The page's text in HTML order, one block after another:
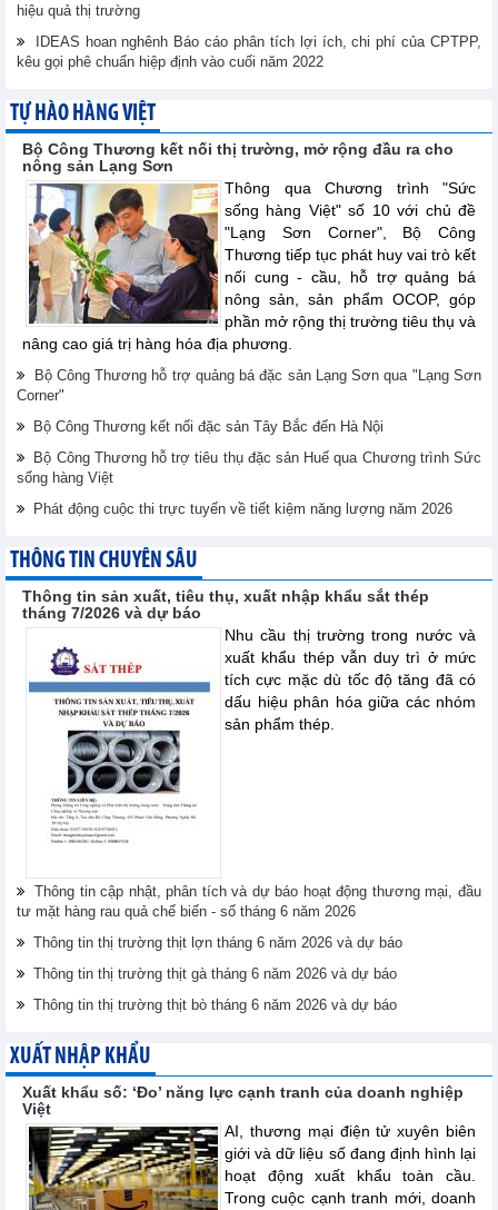
hiệu quả thị trường
IDEAS hoan nghênh Báo cáo phân tích lợi ích, chi phí của CPTPP,
kêu gọi phê chuẩn hiệp định vào cuối năm 2022
TỰ HÀO HÀNG VIỆT
Bộ Công Thương kết nối thị trường, mở rộng đầu ra cho
nông sản Lạng Sơn
Thông qua Chương trình "Sức
sống hàng Việt" số 10 với chủ đề
"Lạng Sơn Corner", Bộ Công
Thương tiếp tục phát huy vai trò kết
nối cung - cầu, hỗ trợ quảng bá
nông sản, sản phẩm OCOP, góp
phần mở rộng thị trường tiêu thụ và
nâng cao giá trị hàng hóa địa phương.
Bộ Công Thương hỗ trợ quảng bá đặc sản Lạng Sơn qua "Lạng Sơn
Corner"
Bộ Công Thương kết nối đặc sản Tây Bắc đến Hà Nội
Bộ Công Thương hỗ trợ tiêu thụ đặc sản Huế qua Chương trình Sức
sống hàng Việt
Phát động cuộc thi trực tuyến về tiết kiệm năng lượng năm 2026
THÔNG TIN CHUYÊN SÂU
Thông tin sản xuất, tiêu thụ, xuất nhập khẩu sắt thép
tháng 7/2026 và dự báo
Nhu cầu thị trường trong nước và
xuất khẩu thép vẫn duy trì ở mức
tích cực mặc dù tốc độ tăng đã có
dấu hiệu phân hóa giữa các nhóm
sản phẩm thép.
Thông tin cập nhật, phân tích và dự báo hoạt động thương mại, đầu
tư mặt hàng rau quả chế biến - số tháng 6 năm 2026
Thông tin thị trường thịt lợn tháng 6 năm 2026 và dự báo
Thông tin thị trường thịt gà tháng 6 năm 2026 và dự báo
Thông tin thị trường thịt bò tháng 6 năm 2026 và dự báo
XUẤT NHẬP KHẨU
Xuất khẩu số: ‘Đo’ năng lực cạnh tranh của doanh nghiệp
Việt
AI, thương mại điện tử xuyên biên
giới và dữ liệu số đang định hình lại
hoạt động xuất khẩu toàn cầu.
Trong cuộc cạnh tranh mới, doanh